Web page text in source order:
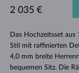
Das Hochzeitsset
Stil mit raffinierten
4,0 mm breite
bequemen Sitz. Die
2 035 €